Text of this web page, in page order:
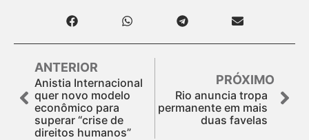
ANTERIOR
Anistia Internacional
quer novo modelo
econômico para
superar “crise de
direitos humanos”
PRÓXIMO
Rio anuncia tropa
permanente em mais
duas favelas